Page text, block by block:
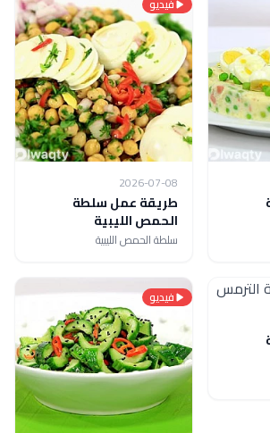
2026-07-08
طريقة عمل سلطة
الحمص الليبية
سلطة الحمص الليبية
فيديو